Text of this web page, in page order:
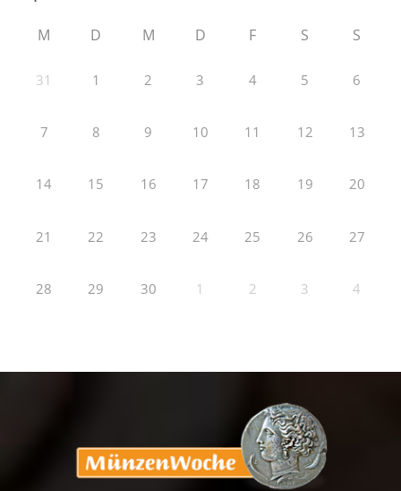
M D M D F S S
31 1 2 3 4 5 6
7 8 9 10 11 12 13
14 15 16 17 18 19 20
21 22 23 24 25 26 27
28 29 30 1 2 3 4